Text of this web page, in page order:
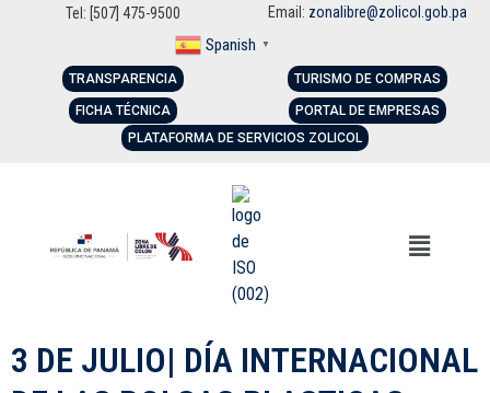
Tel: [507] 475-9500 Email: zonalibre@zolicol.gob.pa
Spanish ▼
TRANSPARENCIA
FICHA TÉCNICA
TURISMO DE COMPRAS
PORTAL DE EMPRESAS
PLATAFORMA DE SERVICIOS ZOLICOL
3 DE JULIO| DÍA INTERNACIONAL